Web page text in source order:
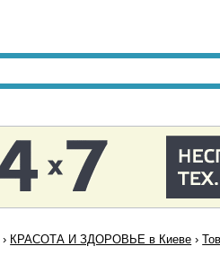
› КРАСОТА И ЗДОРОВЬЕ в Киеве ›